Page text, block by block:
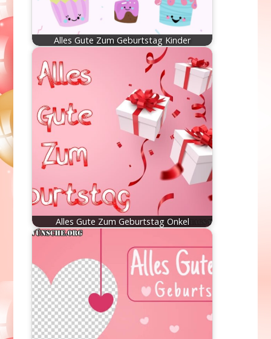
Alles Gute Zum Geburtstag Kinder
Alles Gute Zum Geburtstag Onkel